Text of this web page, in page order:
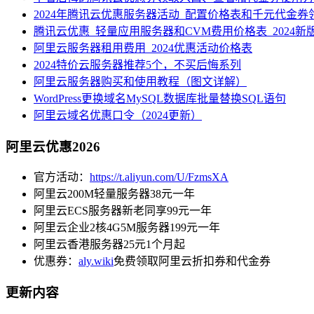
2024年腾讯云优惠服务器活动_配置价格表和千元代金券
腾讯云优惠_轻量应用服务器和CVM费用价格表_2024新
阿里云服务器租用费用_2024优惠活动价格表
2024特价云服务器推荐5个，不买后悔系列
阿里云服务器购买和使用教程（图文详解）
WordPress更换域名MySQL数据库批量替换SQL语句
阿里云域名优惠口令（2024更新）
阿里云优惠2026
官方活动： https://t.aliyun.com/U/FzmsXA
阿里云200M轻量服务器38元一年
阿里云ECS服务器新老同享99元一年
阿里云企业2核4G5M服务器199元一年
阿里云香港服务器25元1个月起
优惠券： aly.wiki免费领取阿里云折扣券和代金券
更新内容